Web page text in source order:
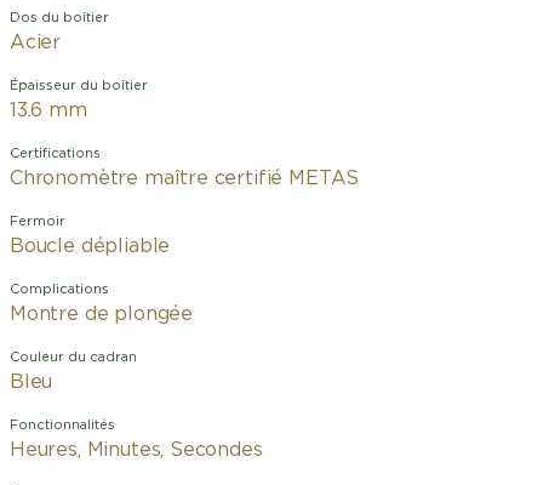
Dos du boîtier
Acier
Épaisseur du boîtier
13.6 mm
Certifications
Chronomètre maître certifié METAS
Fermoir
Boucle dépliable
Complications
Montre de plongée
Couleur du cadran
Bleu
Fonctionnalités
Heures, Minutes, Secondes